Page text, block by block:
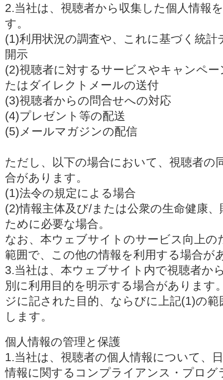
2.当社は、視聴者から収集した個人情報
す。
(1)利用状況の調査や、これに基づく統
開示
(2)視聴者に対するサービスやキャンペ
たはダイレクトメールの送付
(3)視聴者からの問合せへの対応
(4)プレゼント等の配送
(5)メールマガジンの配信
ただし、以下の場合において、視聴者の
合があります。
(1)法令の規定による場合
(2)情報主体及び/または公衆の生命健康
ために必要な場合。
なお、本ウェブサイトのサービス向上
範囲で、この他の情報を利用する場合が
3.当社は、本ウェブサイト内で視聴者か
別に利用目的を明示する場合があります
ジに記された目的、ならびに上記(1)の
します。
個人情報の管理と保護
1.当社は、視聴者の個人情報について、
情報に関するコンプライアンス・プロ